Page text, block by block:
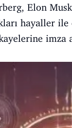
Elon
hayaller
imza